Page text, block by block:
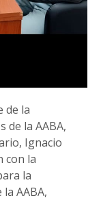
de la
de la AABA,
Ignacio
con la
la
AABA,